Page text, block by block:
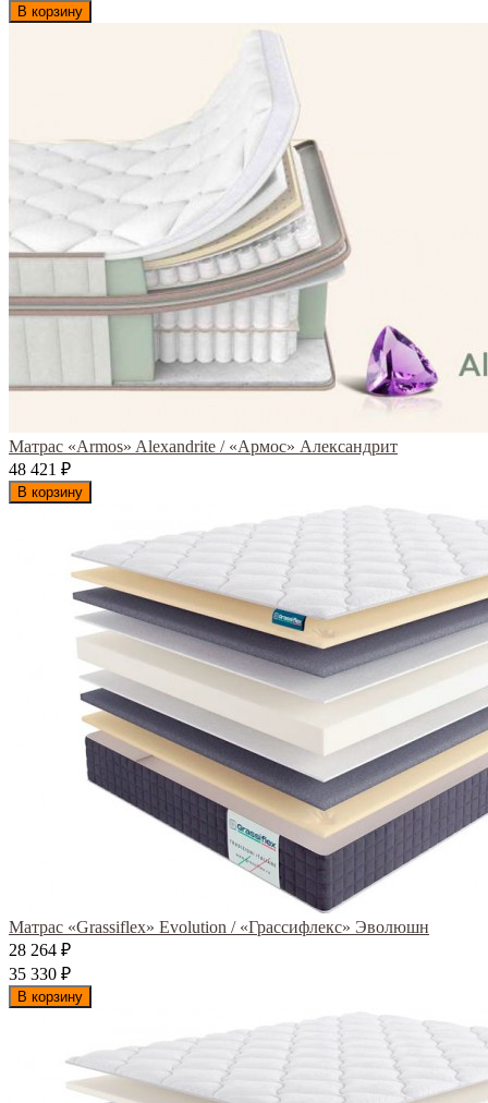
В корзину
Матрас «Armos» Alexandrite / «Армос» Александрит
48 421
₽
В корзину
Матрас «Grassiflex» Evolution / «Грассифлекс» Эволюшн
28 264 ₽
35 330 ₽
В корзину